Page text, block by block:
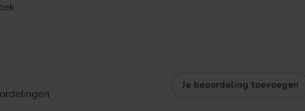
Je beoordeling toevoegen